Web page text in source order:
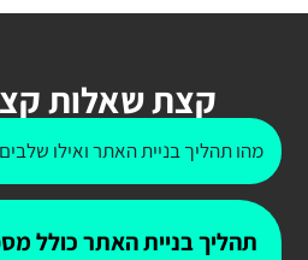
קצת שאלות
מהו תהליך בניית האתר ואילו
תהליך בניית האתר כולל